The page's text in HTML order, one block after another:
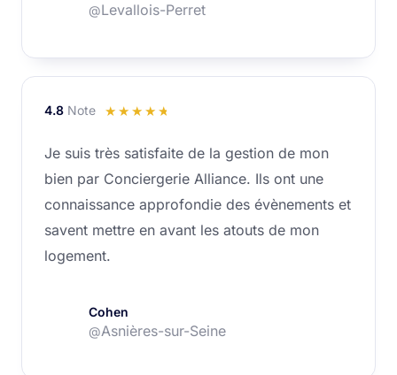
@Levallois-Perret
4.8 Note ☆ ☆ ☆ ☆ ☆
sur
5
Je suis très satisfaite de la gestion de mon
bien par Conciergerie Alliance. Ils ont une
connaissance approfondie des évènements et
savent mettre en avant les atouts de mon
logement.
Cohen
@Asnières-sur-Seine